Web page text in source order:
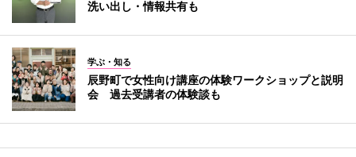
洗い出し・情報共有も
学ぶ・知る
辰野町で女性向け講座の体験ワークショップと説明
会 過去受講者の体験談も